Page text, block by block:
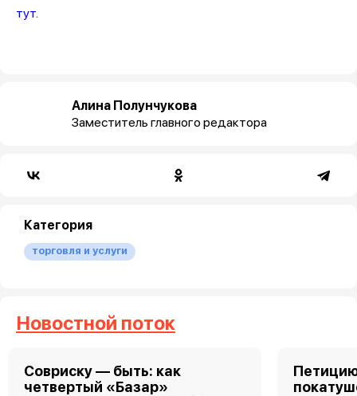
тут.
Алина Полунчукова
Заместитель главного редактора
Категория
торговля и услуги
Новостной поток
Совриску — быть: как
четвертый «Базар»